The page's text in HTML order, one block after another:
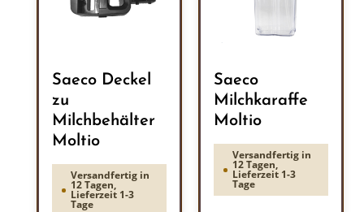
Saeco Deckel
zu
Milchbehälter
Moltio
Versandfertig in
12 Tagen,
Lieferzeit 1-3
Tage
Saeco
Milchkaraffe
Moltio
Versandfertig in
12 Tagen,
Lieferzeit 1-3
Tage